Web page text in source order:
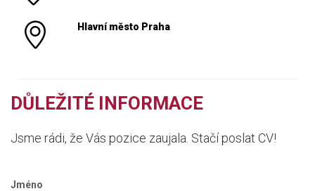
Hlavní město Praha
DŮLEŽITÉ INFORMACE
Jsme rádi, že Vás pozice zaujala. Stačí poslat CV!
Jméno